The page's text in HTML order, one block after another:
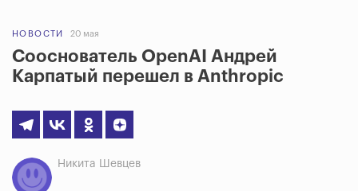
НОВОСТИ 20 мая
Сооснователь OpenAI Андрей
Карпатый перешел в Anthropic
Никита Шевцев